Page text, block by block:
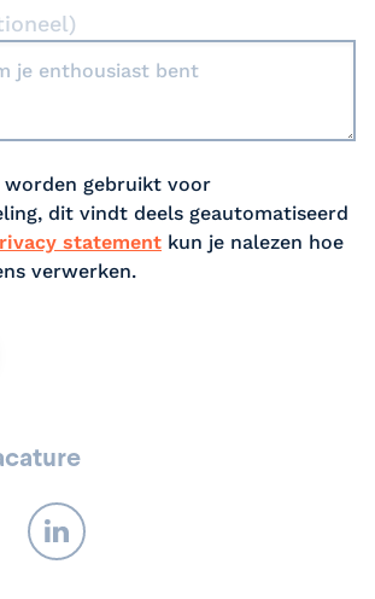
worden gebruikt voor
dit vindt deels geautomatiseerd
statement kun je nalezen hoe
verwerken.
LinkedIn